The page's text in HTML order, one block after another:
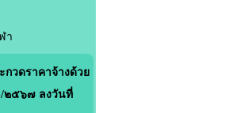
า
กวดราคาจ้างด้วย
/๒๕๖๗ ลงวันที่